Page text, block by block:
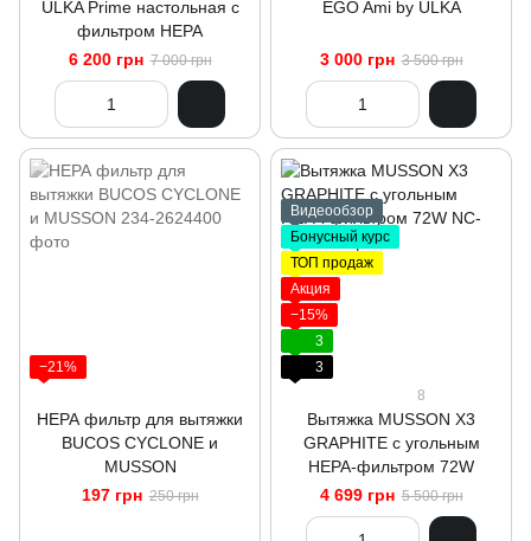
ÜLKA Prime настольная с
фильтром HEPA
6 200 грн 7 000 грн
EGO Ami by ÜLKA
3 000 грн 3 500 грн
−21%
НЕРА фильтр для вытяжки
BUCOS CYCLONE и
MUSSON
197 грн 250 грн
Видеообзор
Бонусный курс
ТОП продаж
Акция
−15%
3
3
8
Вытяжка MUSSON X3
GRAPHITE с угольным
НЕРА-фильтром 72W
4 699 грн 5 500 грн